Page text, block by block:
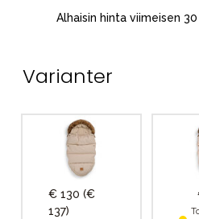
Alhaisin hinta viimeisen
Varianter
€ 130 (€
137)